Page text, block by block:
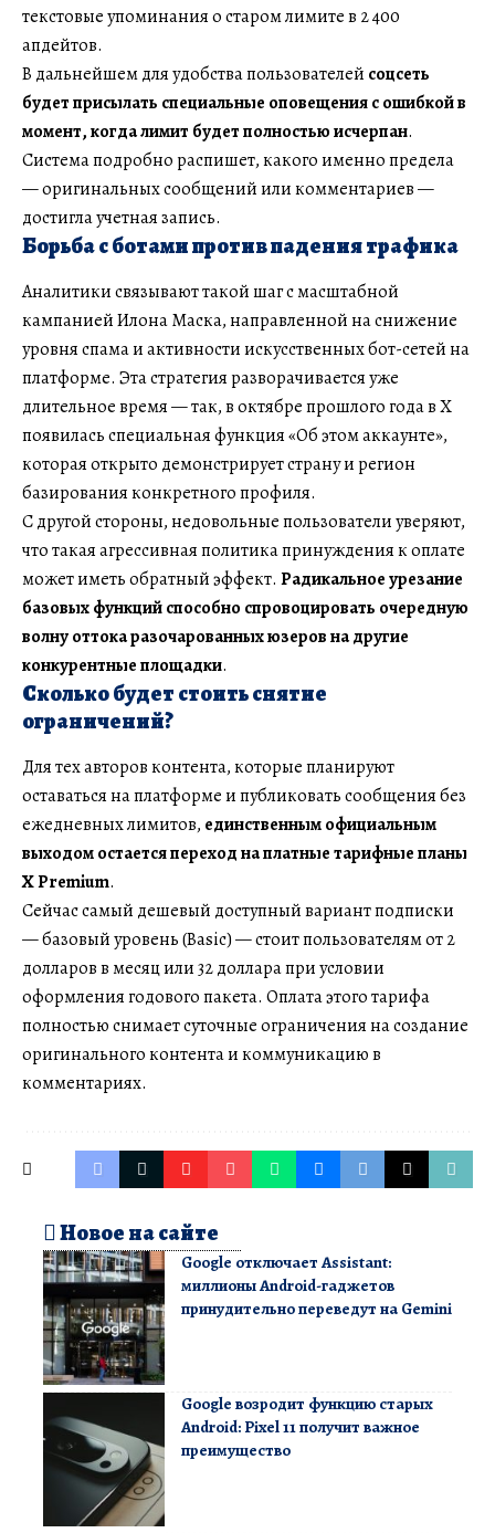
текстовые упоминания о старом лимите в 2 400
апдейтов.
В дальнейшем для удобства пользователей соцсеть
будет присылать специальные оповещения с ошибкой в
момент, когда лимит будет полностью исчерпан.
Система подробно распишет, какого именно предела
— оригинальных сообщений или комментариев —
достигла учетная запись.
Борьба с ботами против падения трафика
Аналитики связывают такой шаг с масштабной
кампанией Илона Маска, направленной на снижение
уровня спама и активности искусственных бот-сетей на
платформе. Эта стратегия разворачивается уже
длительное время — так, в октябре прошлого года в X
появилась специальная функция «Об этом аккаунте»,
которая открыто демонстрирует страну и регион
базирования конкретного профиля.
С другой стороны, недовольные пользователи уверяют,
что такая агрессивная политика принуждения к оплате
может иметь обратный эффект. Радикальное урезание
базовых функций способно спровоцировать очередную
волну оттока разочарованных юзеров на другие
конкурентные площадки.
Сколько будет стоить снятие
ограничений?
Для тех авторов контента, которые планируют
оставаться на платформе и публиковать сообщения без
ежедневных лимитов, единственным официальным
выходом остается переход на платные тарифные планы
X Premium.
Сейчас самый дешевый доступный вариант подписки
— базовый уровень (Basic) — стоит пользователям от 2
долларов в месяц или 32 доллара при условии
оформления годового пакета. Оплата этого тарифа
полностью снимает суточные ограничения на создание
оригинального контента и коммуникацию в
комментариях.
Новое на сайте
Google отключает Assistant:
миллионы Android-гаджетов
принудительно переведут на Gemini
Google возродит функцию старых
Android: Pixel 11 получит важное
преимущество